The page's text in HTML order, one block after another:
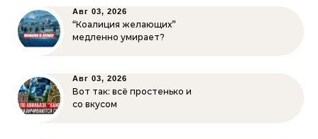
Авг 03, 2026
“Коалиция желающих”
медленно умирает?
Авг 03, 2026
Вот так: всё простенько и
со вкусом